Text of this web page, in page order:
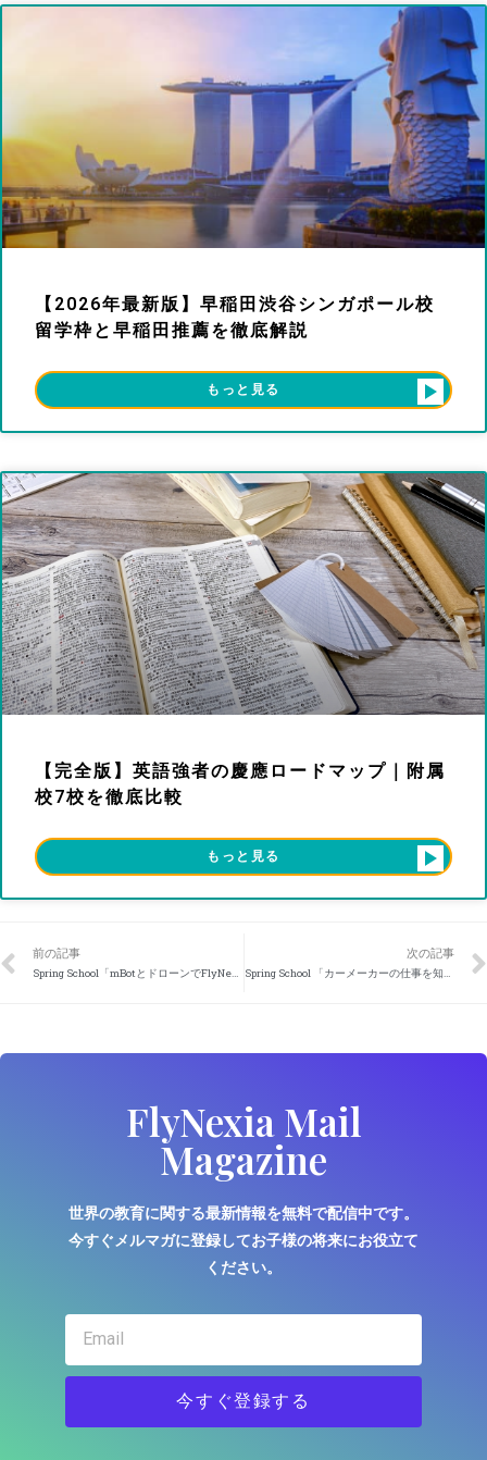
【2026年最新版】早稲田渋谷シンガポール校
留学枠と早稲田推薦を徹底解説
もっと見る
【完全版】英語強者の慶應ロードマップ｜附属
校7校を徹底比較
もっと見る
前の記事
Spring School「mBotとドローンでFlyNexia紹介動画をつくろう！」
次の記事
Spring School 「カーメーカーの仕事を知ろう！」
FlyNexia Mail
Magazine
世界の教育に関する最新情報を無料で配信中です。
今すぐメルマガに登録してお子様の将来にお役立て
ください。
今すぐ登録する